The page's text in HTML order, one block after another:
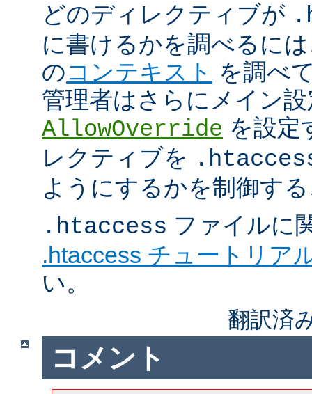
どのディレクティブが
に書けるかを調べるに
のコンテキスト を調べ
管理者はさらにメイン
AllowOverride を設定
レクティブを
ようにするかを制御す
.htaccess ファイルに
.htaccess チュートリア
い。
翻訳済
コメント